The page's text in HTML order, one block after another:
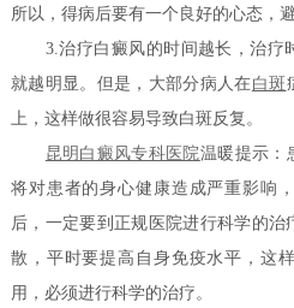
所以，得病后要有一个良好的心态，
3.治疗白癜风的时间越长，治疗
就越明显。但是，大部分病人在白斑
上，这样做很容易导致白斑反复。
昆明白癜风专科医院温暖提示：
将对患者的身心健康造成严重影响
后，一定要到正规医院进行科学的
散，平时要提高自身免疫水平，这
用，必须进行科学的治疗。